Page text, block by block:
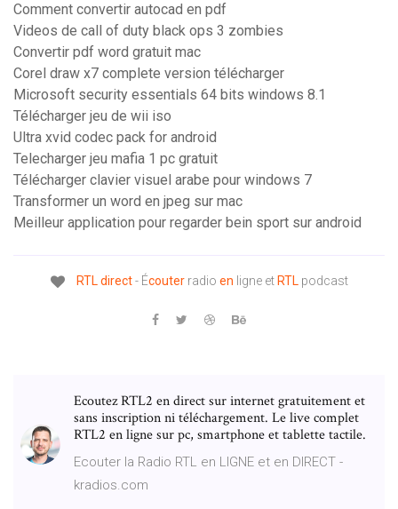
Comment convertir autocad en pdf
Videos de call of duty black ops 3 zombies
Convertir pdf word gratuit mac
Corel draw x7 complete version télécharger
Microsoft security essentials 64 bits windows 8.1
Télécharger jeu de wii iso
Ultra xvid codec pack for android
Telecharger jeu mafia 1 pc gratuit
Télécharger clavier visuel arabe pour windows 7
Transformer un word en jpeg sur mac
Meilleur application pour regarder bein sport sur android
RTL direct- Écouterradio en ligne et RTLpodcast
Ecoutez RTL2 en direct sur internet gratuitement et
sans inscription ni téléchargement. Le live complet
RTL2 en ligne sur pc, smartphone et tablette tactile.
Ecouter la Radio RTL en LIGNE et en DIRECT -
kradios.com